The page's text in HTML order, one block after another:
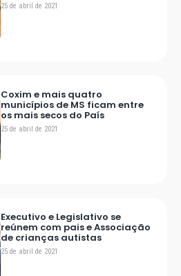
25 de abril de 2021
Coxim e mais quatro
municípios de MS ficam entre
os mais secos do País
25 de abril de 2021
Executivo e Legislativo se
reúnem com pais e Associação
de crianças autistas
25 de abril de 2021